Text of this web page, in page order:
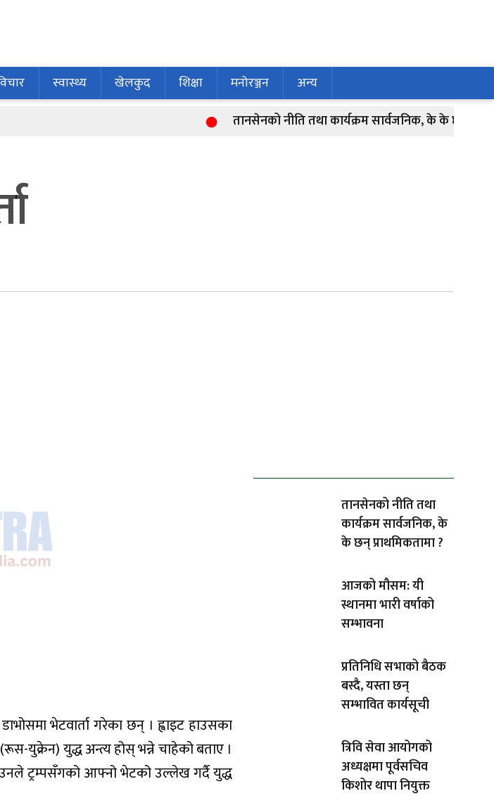
स्वास्थ्य खेलकुद शिक्षा मनोरञ्जन अन्य
तानसेनको नीति तथा कार्यक्रम सार्वजनिक, के के छन्
डाभोसमा भेटवार्ता गरेका छन् । ह्वाइट हाउसका
युक्रेन) युद्ध अन्त्य होस् भन्ने चाहेको बताए ।
उनले ट्रम्पसँगको आफ्नो भेटको उल्लेख गर्दै युद्ध
तानसेनको नीति तथा
कार्यक्रम सार्वजनिक, के
के छन् प्राथमिकतामा ?
आजको मौसम: यी
स्थानमा भारी वर्षाको
सम्भावना
प्रतिनिधि सभाको बैठक
बस्दै, यस्ता छन्
सम्भावित कार्यसूची
त्रिवि सेवा आयोगको
अध्यक्षमा पूर्वसचिव
किशोर थापा नियुक्त